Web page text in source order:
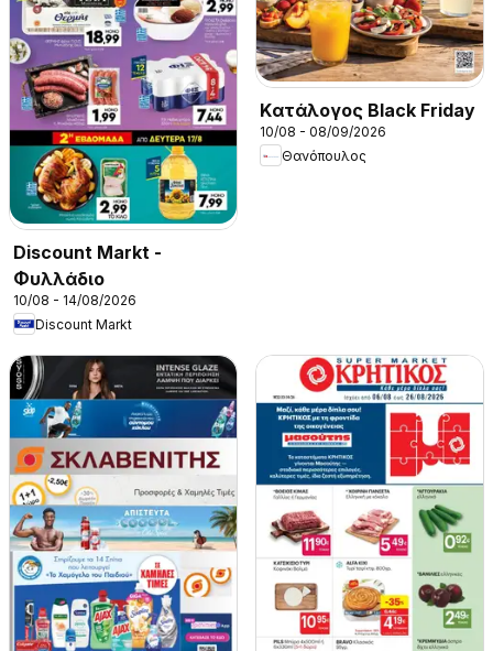
Discount Markt -
Φυλλάδιο
10/08 - 14/08/2026
Discount Markt
Kατάλογος Black Friday
10/08 - 08/09/2026
Θανόπουλος